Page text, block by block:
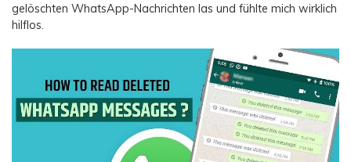
gelöschten WhatsApp-Nachrichten las und fühlte mich wirklich
hilflos.